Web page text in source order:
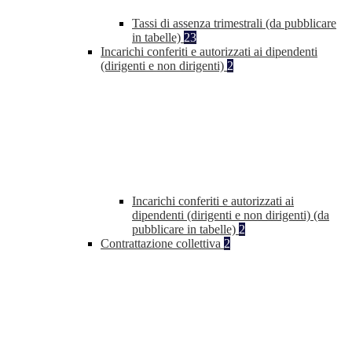
Tassi di assenza trimestrali (da pubblicare
in tabelle) 23
Incarichi conferiti e autorizzati ai dipendenti
(dirigenti e non dirigenti) 2
Incarichi conferiti e autorizzati ai
dipendenti (dirigenti e non dirigenti) (da
pubblicare in tabelle) 2
Contrattazione collettiva 2